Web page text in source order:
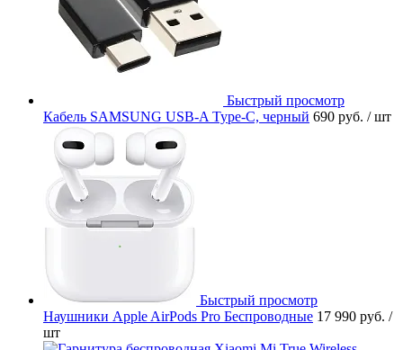
Быстрый просмотр
Кабель SAMSUNG USB-A Type-C, черный 690 руб. / шт
Быстрый просмотр
Наушники Apple AirPods Pro Беспроводные 17 990 руб. /
шт